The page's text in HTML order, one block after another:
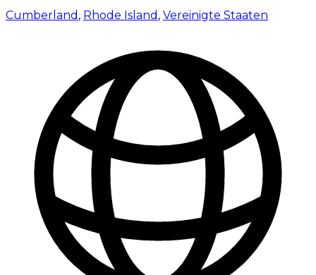
Cumberland , Rhode Island , Vereinigte Staaten